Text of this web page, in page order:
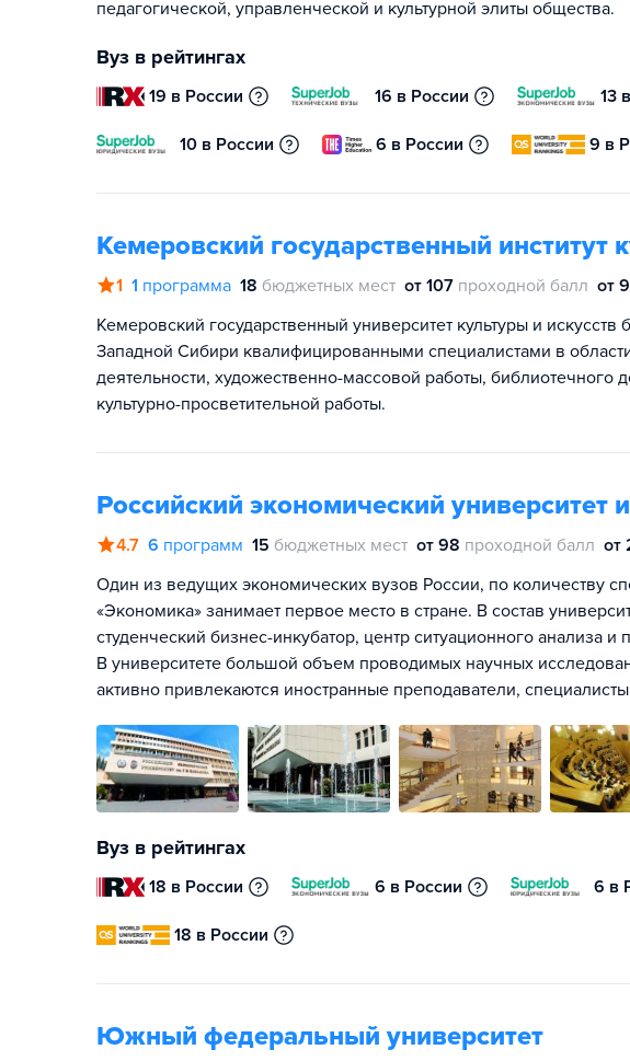
педагогической, управленческой и культурной элиты общества.
Вуз в рейтингах
19 в России 16 в России 13
10 в России 6 в России 9 в
Кемеровский государственный институт
1 1 программа 18 бюджетных мест от 107 проходной балл от
Кемеровский государственный университет культуры и
Западной Сибири квалифицированными специалистами в
деятельности, художественно-массовой работы, библиотечного
культурно-просветительной работы.
Российский экономический университет
4.7 6 программ 15 бюджетных мест от 98 проходной балл от
Один из ведущих экономических вузов России, по количеству
«Экономика» занимает первое место в стране. В состав
студенческий бизнес-инкубатор, центр ситуационного анализа
В университете большой объем проводимых научных
активно привлекаются иностранные преподаватели,
Вуз в рейтингах
18 в России 6 в России 6 в
18 в России
Южный федеральный университет